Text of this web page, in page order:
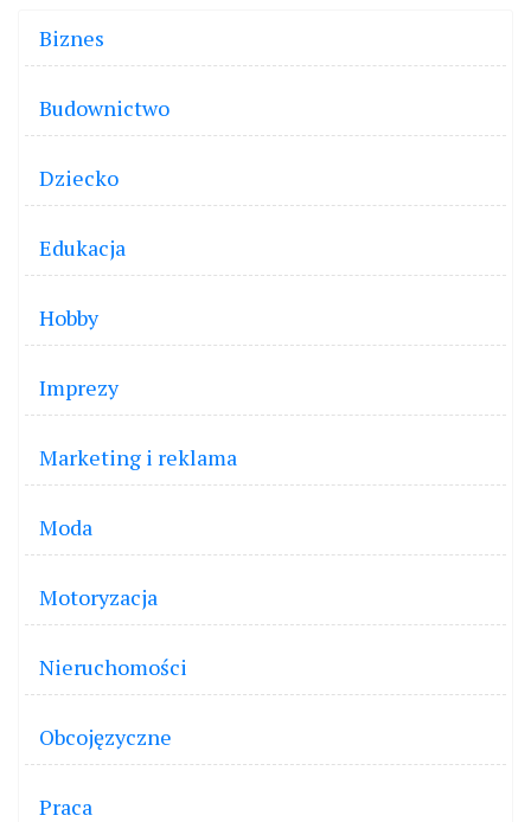
Biznes
Budownictwo
Dziecko
Edukacja
Hobby
Imprezy
Marketing i reklama
Moda
Motoryzacja
Nieruchomości
Obcojęzyczne
Praca